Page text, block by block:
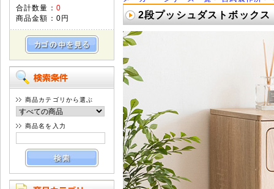
合計数量： 0
商品金額： 0円
商品カテゴリから選ぶ
商品名を入力
2段プッシュダストボック